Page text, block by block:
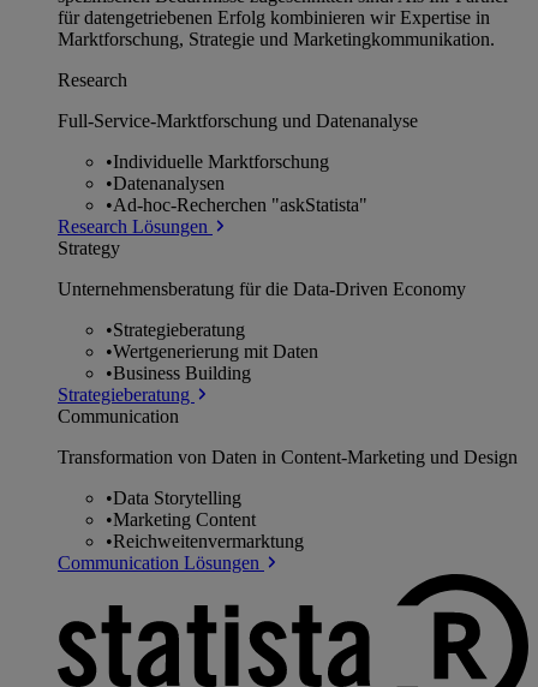
für datengetriebenen Erfolg kombinieren wir Expertise in
Marktforschung, Strategie und Marketingkommunikation.
Research
Full-Service-Marktforschung und Datenanalyse
•Individuelle Marktforschung
•Datenanalysen
•Ad-hoc-Recherchen "askStatista"
Research Lösungen
Strategy
Unternehmens­beratung für die Data-Driven Economy
•Strategieberatung
•Wertgenerierung mit Daten
•Business Building
Strategieberatung
Communication
Transformation von Daten in Content-Marketing und Design
•Data Storytelling
•Marketing Content
•Reichweitenvermarktung
Communication Lösungen